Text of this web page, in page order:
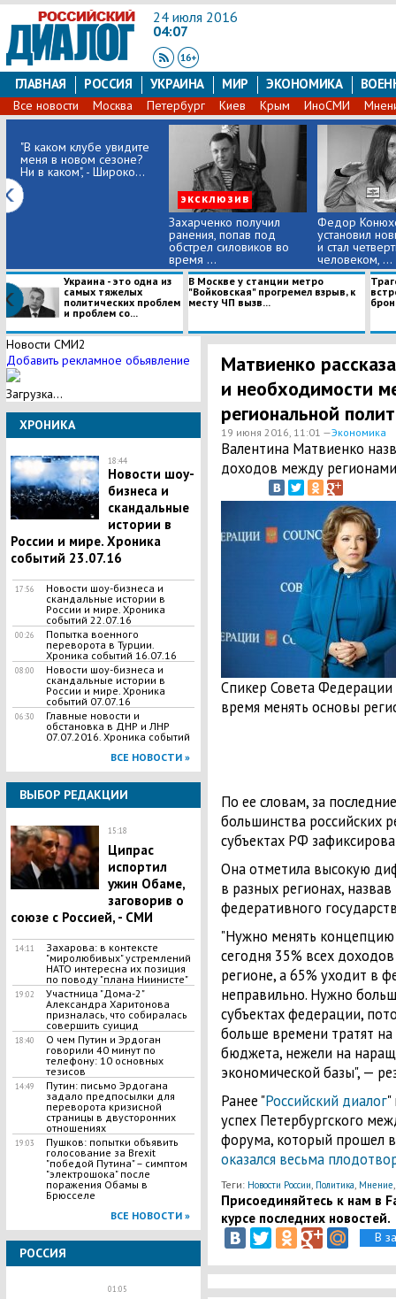
24 июля 2016
04:07
ГЛАВНАЯ РОССИЯ УКРАИНА МИР ЭКОНОМИКА
Все новости Москва Петербург Киев Крым ИноСМИ
"В каком клубе увидите
меня в новом сезоне?
Ни в каком", - Широко...
эксклюзив
Захарченко получил
ранения, попав под
обстрел силовиков во
время ...
Федор
установил
и стал
человеком, ...
​Украина - это одна из
самых тяжелых
политических проблем
и проблем со...
В Москве у станции метро
"Войковская" прогремел взрыв, к
месту ЧП вызв...
Новости СМИ2
Добавить рекламное обьявление
Загрузка...
ХРОНИКА
18:44
Новости шоу-
бизнеса и
скандальные
истории в
России и мире. Хроника
событий 23.07.16
17:56
Новости шоу-бизнеса и
скандальные истории в
России и мире. Хроника
событий 22.07.16
00:26
Попытка военного
переворота в Турции.
Хроника событий 16.07.16
08:00
Новости шоу-бизнеса и
скандальные истории в
России и мире. Хроника
событий 07.07.16
06:30
Главные новости и
обстановка в ДНР и ЛНР
07.07.2016. Хроника событий
ВСЕ НОВОСТИ »
ВЫБОР РЕДАКЦИИ
15:18
Ципрас
испортил
ужин Обаме,
заговорив о
союзе с Россией, - СМИ
14:11
Захарова: в контексте
"миролюбивых" устремлений
НАТО интересна их позиция
по поводу "плана Ниинисте"
19:02
Участница "Дома-2"
Александра Харитонова
призналась, что собиралась
совершить суицид
18:40
О чем Путин и Эрдоган
говорили 40 минут по
телефону: 10 основных
тезисов
14:49
Путин: письмо Эрдогана
задало предпосылки для
переворота кризисной
страницы в двусторонних
отношениях
19:03
Пушков: попытки объявить
голосование за Brexit
"победой Путина" – симптом
"электрошока" после
поражения Обамы в
Брюсселе
ВСЕ НОВОСТИ »
РОССИЯ
01:05
Матвиенко
и необходимости
региональной
19 июня 2016, 11:01 —Экономика
Валентина Матвиенко
доходов между
Спикер Совета Федерации
время менять основы
По ее словам, за
большинства российских
субъектах РФ
Она отметила высокую
в разных регионах,
федеративного
"Нужно менять
сегодня 35% всех
регионе, а 65% уходит в
неправильно. Нужно
субъектах федерации,
больше времени тратят
бюджета, нежели на
экономической базы", —
Ранее "Российский диалог"
успех Петербургского
форума, который прошел
оказался весьма
Теги: Новости России Политика Мнение
Присоединяйтесь к нам в
курсе последних новостей.
В